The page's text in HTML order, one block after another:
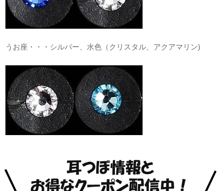
うお座・・・シルバー、水色（クリスタル、アクアマリン)